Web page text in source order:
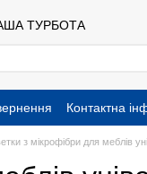
ТУРБОТА
Контактна
з мікрофібри для меблів